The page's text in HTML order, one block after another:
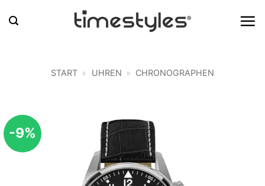
Inhalt
START » UHREN » CHRONOGRAPHEN
-9%